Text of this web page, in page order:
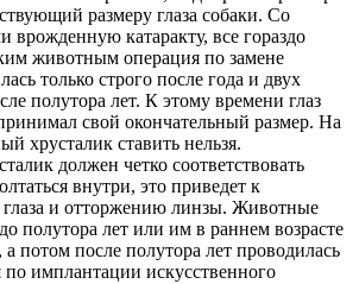
размеру глаза собаки. Со
катаракту, все гораздо
животным операция по замене
только строго после года и двух
полутора лет. К этому времени глаз
свой окончательный размер. На
хрусталик ставить нельзя.
должен четко соответствовать
внутри, это приведет к
и отторжению линзы. Животные
полутора лет или им в раннем возрасте
а потом после полутора лет проводилась
по имплантации искусственного